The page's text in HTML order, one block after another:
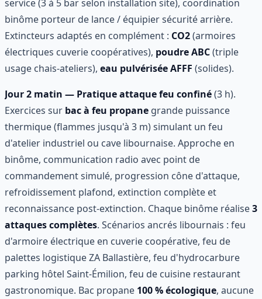
service (3 à 5 bar selon installation site), coordination
binôme porteur de lance / équipier sécurité arrière.
Extincteurs adaptés en complément : CO2(armoires
électriques cuverie coopératives), poudre ABC(triple
usage chais-ateliers), eau pulvérisée AFFF (solides).
Jour 2 matin — Pratique attaque feu confiné(3 h).
Exercices sur bac à feu propane grande puissance
thermique (flammes jusqu'à 3 m) simulant un feu
d'atelier industriel ou cave libournaise. Approche en
binôme, communication radio avec point de
commandement simulé, progression cône d'attaque,
refroidissement plafond, extinction complète et
reconnaissance post-extinction. Chaque binôme réalise3
attaques complètes. Scénarios ancrés libournais : feu
d'armoire électrique en cuverie coopérative, feu de
palettes logistique ZA Ballastière, feu d'hydrocarbure
parking hôtel Saint-Émilion, feu de cuisine restaurant
gastronomique. Bac propane 100 % écologique, aucune